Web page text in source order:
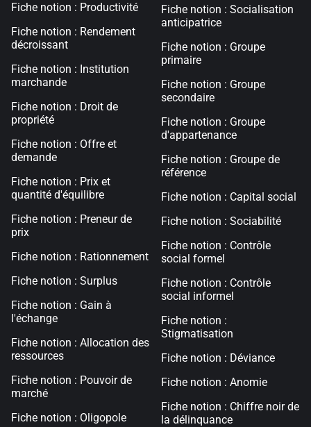
Fiche notion : Productivité
Fiche notion : Rendement
décroissant
Fiche notion : Institution
marchande
Fiche notion : Droit de
propriété
Fiche notion : Offre et
demande
Fiche notion : Prix et
quantité d'équilibre
Fiche notion : Preneur de
prix
Fiche notion : Rationnement
Fiche notion : Surplus
Fiche notion : Gain à
l'échange
Fiche notion : Allocation des
ressources
Fiche notion : Pouvoir de
marché
Fiche notion : Oligopole
Fiche notion : Socialisation
anticipatrice
Fiche notion : Groupe
primaire
Fiche notion : Groupe
secondaire
Fiche notion : Groupe
d'appartenance
Fiche notion : Groupe de
référence
Fiche notion : Capital social
Fiche notion : Sociabilité
Fiche notion : Contrôle
social formel
Fiche notion : Contrôle
social informel
Fiche notion :
Stigmatisation
Fiche notion : Déviance
Fiche notion : Anomie
Fiche notion : Chiffre noir de
la délinquance